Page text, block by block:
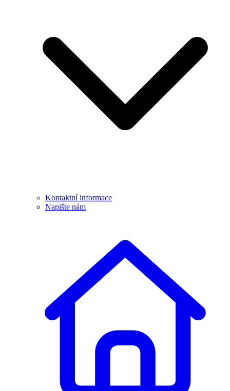
Kontaktní informace
Napište nám